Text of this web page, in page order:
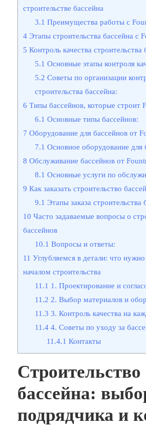
строительстве бассейна
3.1 Преимущества работы с
4 Этапы строительства бассейна с
5 Контроль качества строительства
5.1 Основные этапы контроля
5.2 Советы по организации
строительства бассейна:
6 Типы бассейнов, которые строит
6.1 Основные типы бассейнов:
7 Оборудование для бассейнов от
7.1 Основное оборудование для
8 Обслуживание бассейнов от
8.1 Основные услуги по
9 Как заказать строительство
9.1 Этапы заказа строительства
10 Часто задаваемые вопросы о
бассейнов
10.1 Вопросы и ответы:
11 Углубляемся в детали: что нужно
началом строительства
11.1 1. Проектирование и
11.2 2. Выбор материалов и
11.3 3. Контроль качества на
11.4 4. Советы по уходу за
11.4.1 Контакты
Строительство
бассейна:
подрядчика и